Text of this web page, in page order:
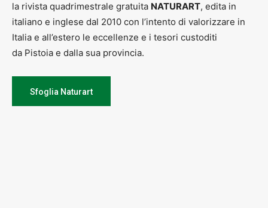
la rivista quadrimestrale gratuita NATURART, edita in
italiano e inglese dal 2010 con l’intento di valorizzare in
Italia e all’estero le eccellenze e i tesori custoditi
da Pistoia e dalla sua provincia.
Sfoglia Naturart